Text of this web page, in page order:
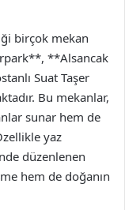
birçok mekan
**Alsancak
Suat Taşer
Bu mekanlar,
sunar hem de
yaz
düzenlenen
hem de doğanın